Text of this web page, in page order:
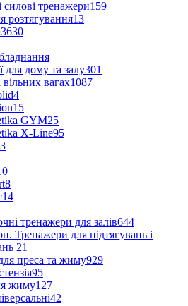
силові тренажери159
розтягування13
3630
для дому та залу301
вагах1087
4
15
GYM25
X-Line95
8
14
тренажери для залів644
Тренажери для підтягувань і
21
преса та жиму929
95
жиму127
42